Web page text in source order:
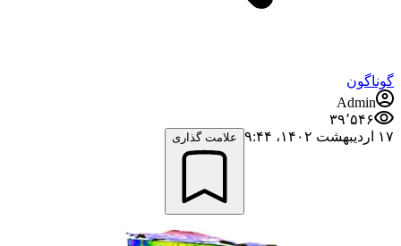
گوناگون
Admin
۳۹٬۵۴۶
۱۷ اردیبهشت ۱۴۰۲،‏ ۹:۴۴
علامت گذاری